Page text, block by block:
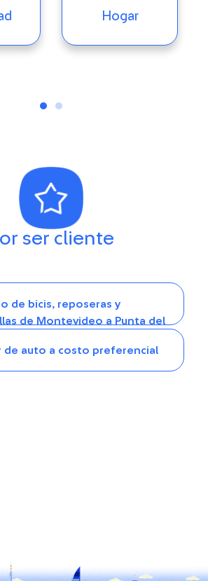
Hogar
ser cliente
de bicis, reposeras y
de Montevideo a Punta del
de auto a costo preferencial